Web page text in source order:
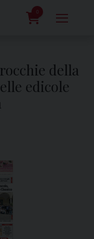
0
della
edicole